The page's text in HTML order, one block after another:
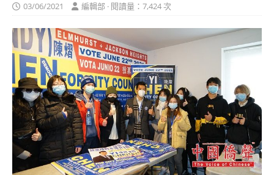
03/06/2021 編輯部 · 閱讀量：7,424 次